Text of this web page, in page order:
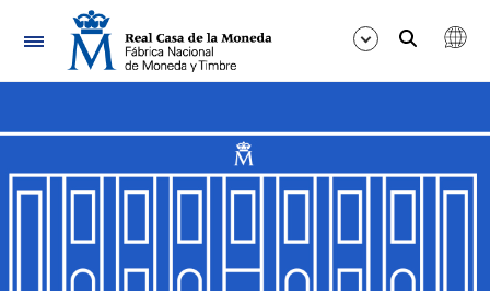
Navegación
Mostrar/Ocultar
Mostrar/Ocultar